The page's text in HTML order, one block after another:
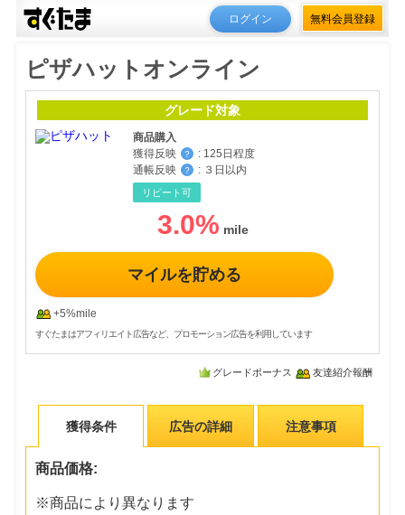
ログイン 無料会員登録
ピザハットオンライン
グレード対象
商品購入
獲得反映
？ : 125日程度
通帳反映
？ : ３日以内
リピート可
3.0%
マイルを貯める
+5%mile
すぐたまはアフィリエイト広告など、プロモーション広告を利用しています
グレードボーナス 友達紹介報酬
獲得条件 広告の詳細 注意事項
商品価格:
※商品により異なります